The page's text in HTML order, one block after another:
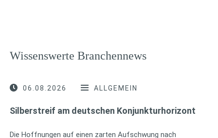
Wissenswerte Branchennews
06.08.2026 ALLGEMEIN
Silberstreif am deutschen Konjunkturhorizont
Die Hoffnungen auf einen zarten Aufschwung nach